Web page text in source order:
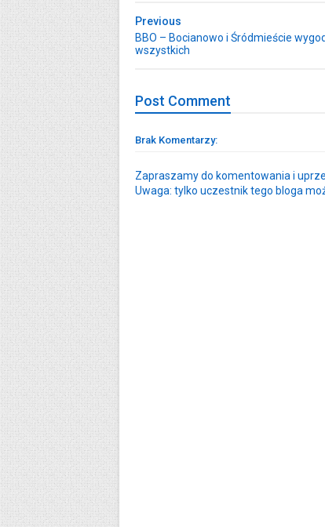
Previous
BBO – Bocianowo i Śródmieście
wszystkich
Post Comment
Brak Komentarzy:
Zapraszamy do komentowania i
Uwaga: tylko uczestnik tego bloga